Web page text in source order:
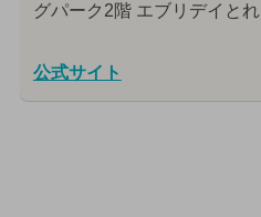
グパーク2階 エブリデイと
公式サイト